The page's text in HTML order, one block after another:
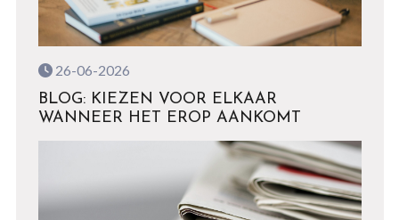
26-06-2026
BLOG: KIEZEN VOOR ELKAAR
WANNEER HET EROP AANKOMT